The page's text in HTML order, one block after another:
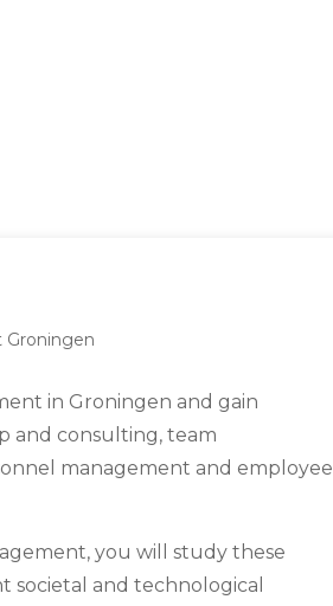
Groningen
in Groningen and gain
and consulting, team
management and employee
you will study these
and technological